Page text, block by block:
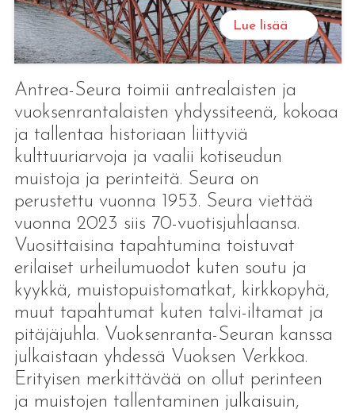
Lue lisää
Antrea-Seura toimii antrealaisten ja
vuoksenrantalaisten yhdyssiteenä, kokoaa
ja tallentaa historiaan liittyviä
kulttuuriarvoja ja vaalii kotiseudun
muistoja ja perinteitä. Seura on
perustettu vuonna 1953. Seura viettää
vuonna 2023 siis 70-vuotisjuhlaansa.
Vuosittaisina tapahtumina toistuvat
erilaiset urheilumuodot kuten soutu ja
kyykkä, muistopuistomatkat, kirkkopyhä,
muut tapahtumat kuten talvi-iltamat ja
pitäjäjuhla. Vuoksenranta-Seuran kanssa
julkaistaan yhdessä Vuoksen Verkkoa.
Erityisen merkittävää on ollut perinteen
ja muistojen tallentaminen julkaisuin,